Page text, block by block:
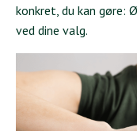
konkret, du kan
ved dine valg.